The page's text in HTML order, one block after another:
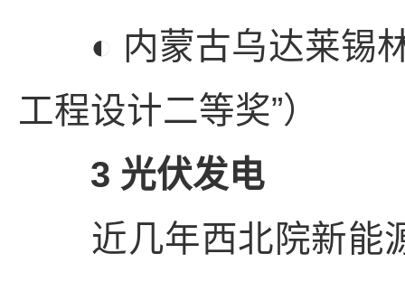
◐ 内蒙古乌达莱锡林
工程设计二等奖”）
3 光伏发电
近几年西北院新能源